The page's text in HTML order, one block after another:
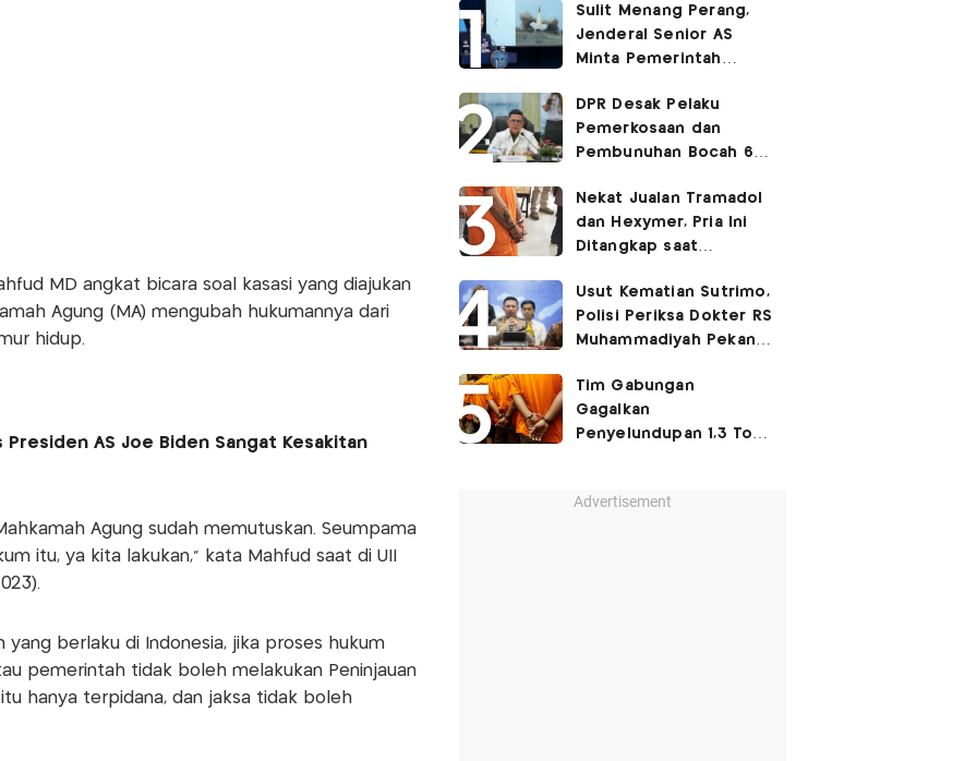
MD angkat bicara soal kasasi yang diajukan
Agung (MA) mengubah hukumannya dari
hidup.
Presiden AS Joe Biden Sangat Kesakitan
Agung sudah memutuskan. Seumpama
itu, ya kita lakukan," kata Mahfud saat di UII
yang berlaku di Indonesia, jika proses hukum
pemerintah tidak boleh melakukan Peninjauan
hanya terpidana, dan jaksa tidak boleh
Sulit Menang Perang,
Jenderal Senior AS
Minta Pemerintah
Lawan Iran
DPR Desak Pelaku
Pemerkosaan dan
Pembunuhan Bocah 6
Dihukum Seumur Hidup
Nekat Jualan Tramadol
dan Hexymer, Pria Ini
Ditangkap saat
Usut Kematian Sutrimo,
Polisi Periksa Dokter RS
Muhammadiyah Pekan
Tim Gabungan
Gagalkan
Penyelundupan 1,3 Ton
Advertisement